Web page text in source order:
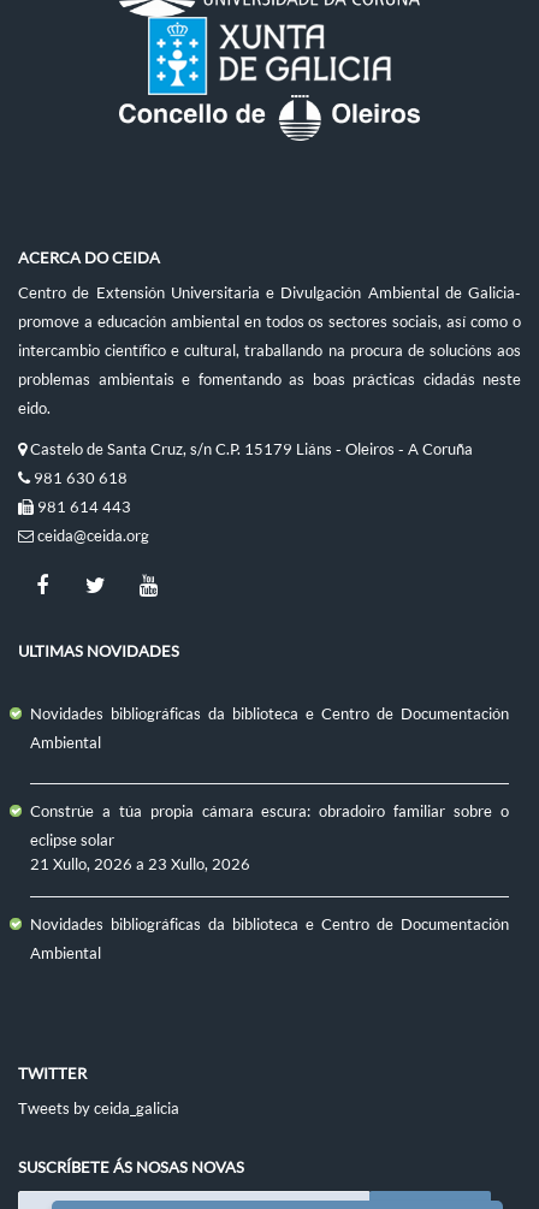
ACERCA DO CEIDA
Centro de Extensión Universitaria e Divulgación Ambiental de Galicia-
promove a educación ambiental en todos os sectores sociais, así como o
intercambio científico e cultural, traballando na procura de solucións aos
problemas ambientais e fomentando as boas prácticas cidadás neste
eido.
Castelo de Santa Cruz, s/n C.P. 15179 Liáns - Oleiros - A Coruña
981 630 618
981 614 443
ceida@ceida.org
ULTIMAS NOVIDADES
Novidades bibliográficas da biblioteca e Centro de Documentación
Ambiental
Constrúe a túa propia cámara escura: obradoiro familiar sobre o
eclipse solar
21 Xullo, 2026 a 23 Xullo, 2026
Novidades bibliográficas da biblioteca e Centro de Documentación
Ambiental
TWITTER
Tweets by ceida_galicia
SUSCRÍBETE ÁS NOSAS NOVAS